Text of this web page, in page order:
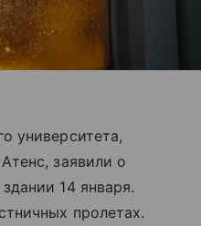
университета,
заявили о
14 января.
пролетах.